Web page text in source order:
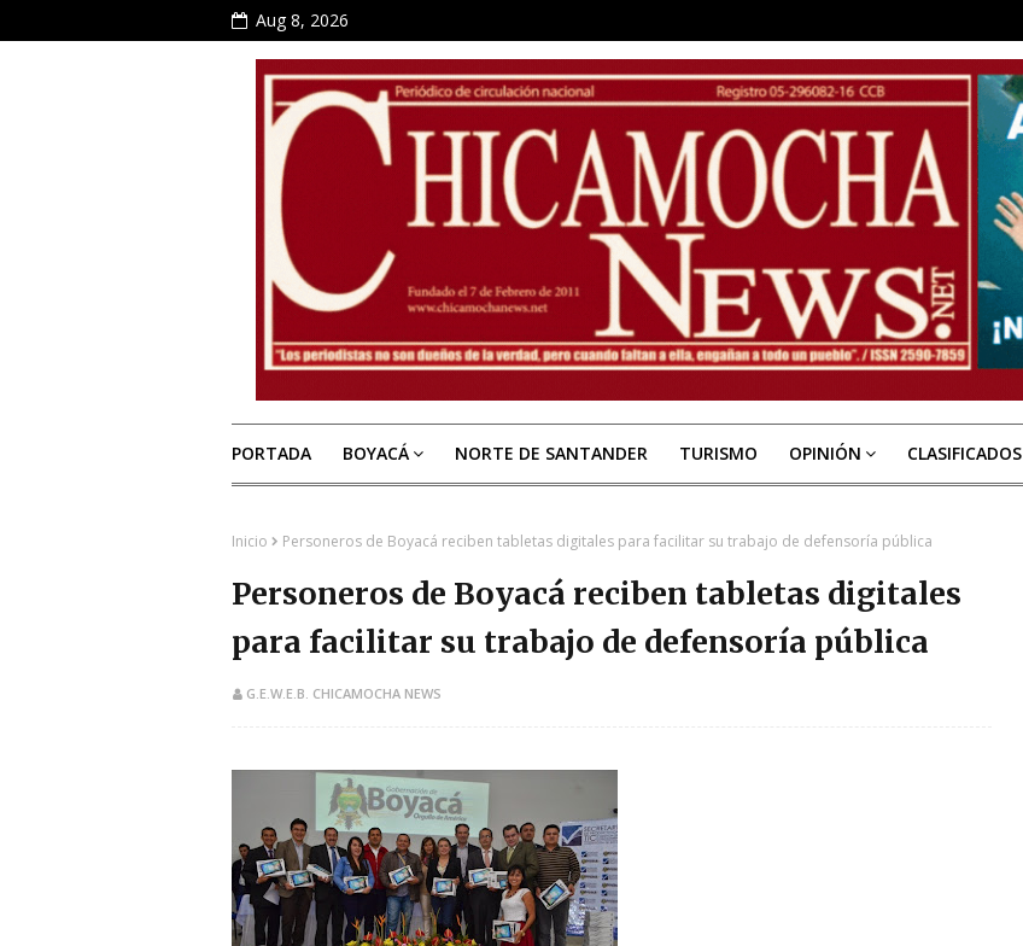
Aug 8, 2026
PORTADA BOYACÁ NORTE DE SANTANDER TURISMO OPINIÓN CLASIFICADOS
Inicio Personeros de Boyacá reciben tabletas digitales para facilitar su trabajo de defensoría pública
Personeros de Boyacá reciben tabletas digitales
para facilitar su trabajo de defensoría pública
G.E.W.E.B. CHICAMOCHA NEWS